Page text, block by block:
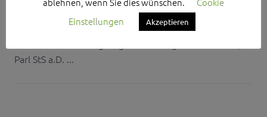
und Heinz Bieberle, der Oberbürgermeister der Stadt
Schwabach Matthias Thürauf, der zweite Bürgermeister
Parl StS a.D. ...
Einstellungen
Akzeptieren